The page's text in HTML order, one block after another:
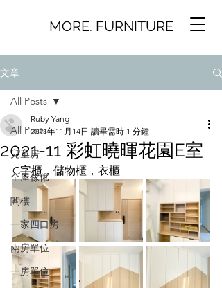
MORE. FURNITURE
文章
All Posts
兒童房
全屋傢俬
閣樓
一家四口房
兩房單位
一房單位
All Posts
2021-11 彩虹曉暉花園E室
Ruby Yang
2021年11月14日 讀畢需時 1 分鐘
C字櫃，儲物櫃，衣櫃